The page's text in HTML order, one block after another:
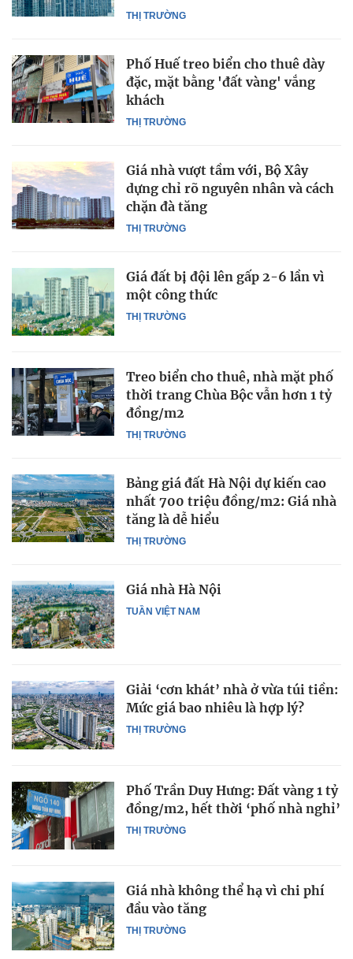
THỊ TRƯỜNG
THỊ TRƯỜNG
Phố Huế treo biển cho thuê dày
đặc, mặt bằng 'đất vàng' vắng
khách
THỊ TRƯỜNG
Giá nhà vượt tầm với, Bộ Xây
dựng chỉ rõ nguyên nhân và cách
chặn đà tăng
THỊ TRƯỜNG
Giá đất bị đội lên gấp 2-6 lần vì
một công thức
THỊ TRƯỜNG
Treo biển cho thuê, nhà mặt phố
thời trang Chùa Bộc vẫn hơn 1 tỷ
đồng/m2
THỊ TRƯỜNG
Bảng giá đất Hà Nội dự kiến cao
nhất 700 triệu đồng/m2: Giá nhà
tăng là dễ hiểu
TUẦN VIỆT NAM
Giá nhà Hà Nội
THỊ TRƯỜNG
Giải ‘cơn khát’ nhà ở vừa túi tiền:
Mức giá bao nhiêu là hợp lý?
THỊ TRƯỜNG
Phố Trần Duy Hưng: Đất vàng 1 tỷ
đồng/m2, hết thời ‘phố nhà nghỉ’
THỊ TRƯỜNG
Giá nhà không thể hạ vì chi phí
đầu vào tăng